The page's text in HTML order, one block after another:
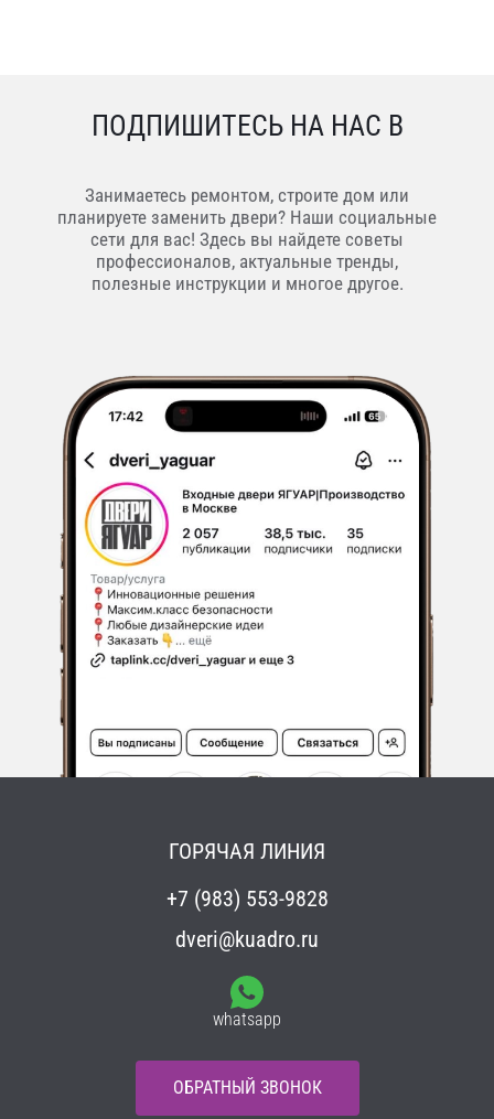
ПОДПИШИТЕСЬ НА НАС В
Занимаетесь ремонтом, строите дом или
планируете заменить двери? Наши социальные
сети для вас! Здесь вы найдете советы
профессионалов, актуальные тренды,
полезные инструкции и многое другое.
ГОРЯЧАЯ ЛИНИЯ
+7 (983) 553-9828
dveri@kuadro.ru
whatsapp
ОБРАТНЫЙ ЗВОНОК